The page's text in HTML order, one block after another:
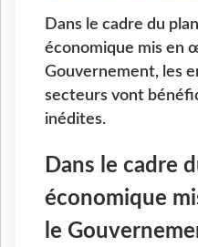
Dans le cadre du
économique mis en
Gouvernement, les
secteurs vont
inédites.
Dans le cadre
économique
le